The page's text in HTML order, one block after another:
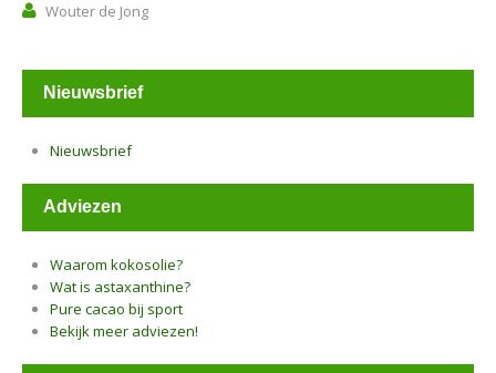
Wouter de Jong
Nieuwsbrief
Nieuwsbrief
Adviezen
Waarom kokosolie?
Wat is astaxanthine?
Pure cacao bij sport
Bekijk meer adviezen!